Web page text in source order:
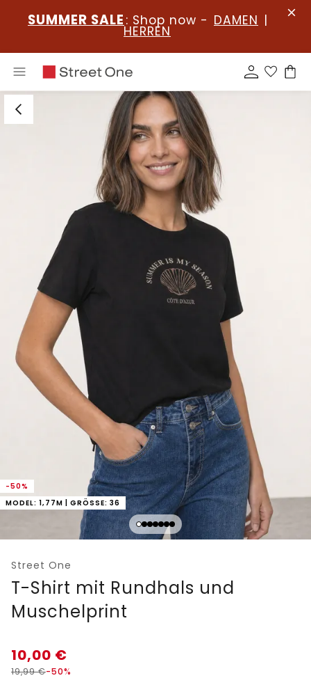
SUMMER SALE : Shop now - DAMEN |
HERREN
-50%
MODEL: 1,77M | GRÖSSE: 36
Street One
T-Shirt mit Rundhals und
Muschelprint
10,00 €
19,99€-50%